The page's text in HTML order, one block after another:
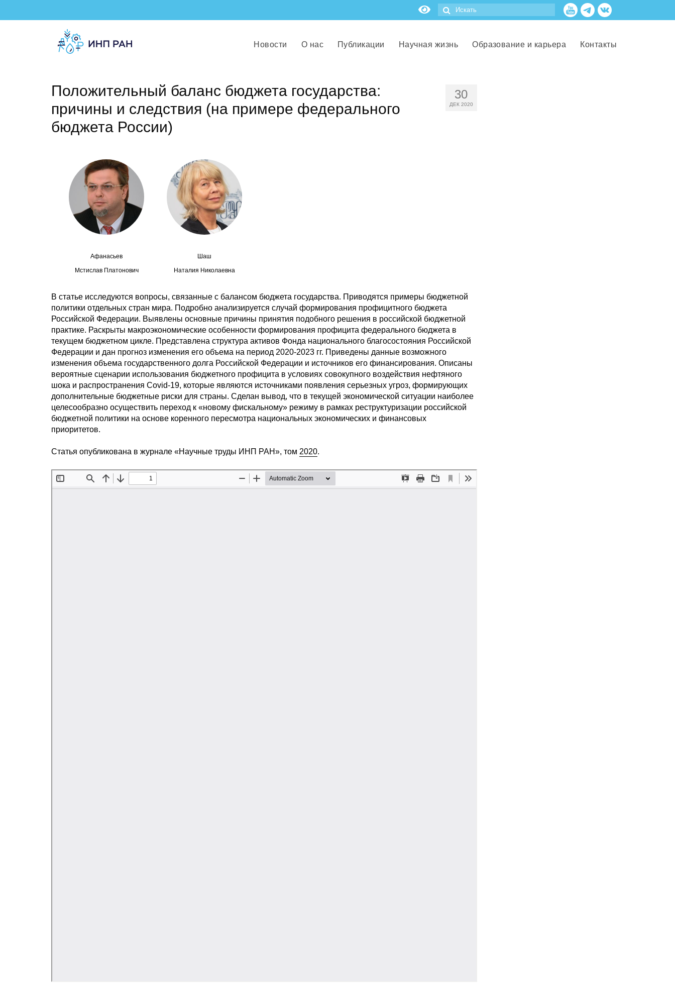
Новости О нас Публикации Научная жизнь Образование и карьера Контакты
30
ДЕК 2020
Положительный баланс бюджета государства:
причины и следствия (на примере федерального
бюджета России)
Афанасьев
Мстислав Платонович
Шаш
Наталия Николаевна
В статье исследуются вопросы, связанные с балансом бюджета государства. Приводятся примеры бюджетной
политики отдельных стран мира. Подробно анализируется случай формирования профицитного бюджета
Российской Федерации. Выявлены основные причины принятия подобного решения в российской бюджетной
практике. Раскрыты макроэкономические особенности формирования профицита федерального бюджета в
текущем бюджетном цикле. Представлена структура активов Фонда национального благосостояния Российской
Федерации и дан прогноз изменения его объема на период 2020-2023 гг. Приведены данные возможного
изменения объема государственного долга Российской Федерации и источников его финансирования. Описаны
вероятные сценарии использования бюджетного профицита в условиях совокупного воздействия нефтяного
шока и распространения Covid-19, которые являются источниками появления серьезных угроз, формирующих
дополнительные бюджетные риски для страны. Сделан вывод, что в текущей экономической ситуации наиболее
целесообразно осуществить переход к «новому фискальному» режиму в рамках реструктуризации российской
бюджетной политики на основе коренного пересмотра национальных экономических и финансовых
приоритетов.
Статья опубликована в журнале «Научные труды ИНП РАН», том 2020.